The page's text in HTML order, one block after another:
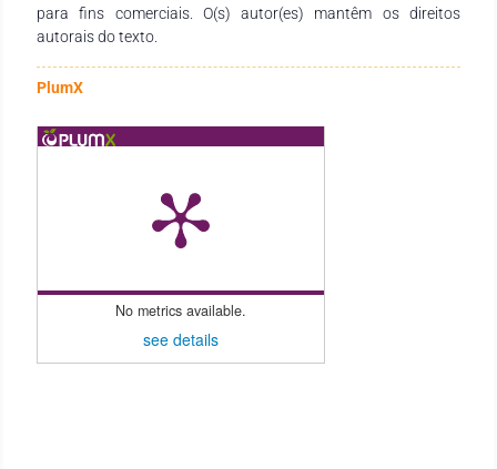
para fins comerciais. O(s) autor(es) mantêm os direitos
autorais do texto.
PlumX
No metrics available.
see details